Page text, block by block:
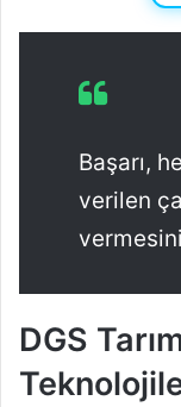
Başarı,
verilen
DGS